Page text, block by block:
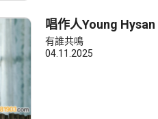
唱作人Young Hysan
有誰共鳴
04.11.2025